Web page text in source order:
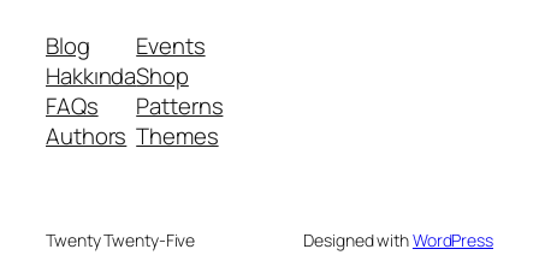
Blog
Hakkında
FAQs
Authors
Events
Shop
Patterns
Themes
Twenty Twenty-Five Designed withWordPress